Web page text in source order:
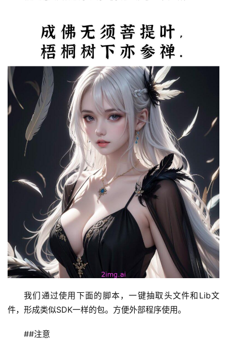
我们通过使用下面的脚本，一键抽取头文件和Lib文
件，形成类似SDK一样的包。方便外部程序使用。
##注意